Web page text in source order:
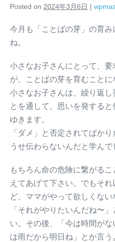
Posted on 2024年3月6日 |
今月も「ことばの芽」の育
ね。
小さなお子さんにとって、
が、ことばの芽を育むことに
小さなお子さんは、繰り返
とを通して、思いを発する
ゆきます。
「ダメ」と否定されてばか
うせ伝わらないんだと学んで
もちろん命の危険に繋がる
えてあげて下さい。でもそ
ど、ママがやって欲しくな
「それがやりたいんだね〜
い。その後、「今は時間が
は雨だから明日ね」とか言う